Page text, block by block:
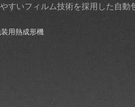
いフィルム技術を採用した自動
装用熱成形機